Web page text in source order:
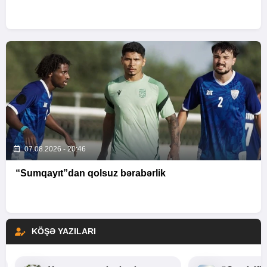
07.08.2026 - 20:46
“Sumqayıt”dan qolsuz bərabərlik
KÖŞƏ YAZILARI